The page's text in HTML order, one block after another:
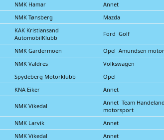
NMK Hamar
Annet
NMK Tønsberg Mazda
KAK Kristiansand
AutomobilKlubb
Ford Golf
NMK Gardermoen
Opel Amundsen
NMK Valdres
Volkswagen
Spydeberg Motorklubb
Opel
KNA Eiker Annet
NMK Vikedal
Annet Team Handeland
motorsport
NMK Larvik
Annet
NMK Vikedal
Annet